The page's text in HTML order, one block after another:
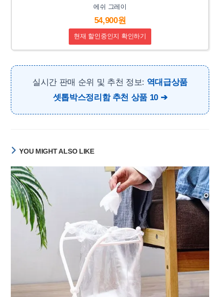
에쉬 그레이
54,900원
현재 할인중인지 확인하기
실시간 판매 순위 및 추천 정보: 역대급상품
셋톱박스정리함 추천 상품 10
YOU MIGHT ALSO LIKE